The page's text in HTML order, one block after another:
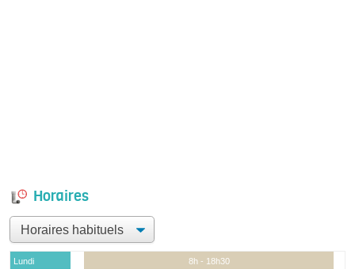
Horaires
Lundi
8h - 18h30